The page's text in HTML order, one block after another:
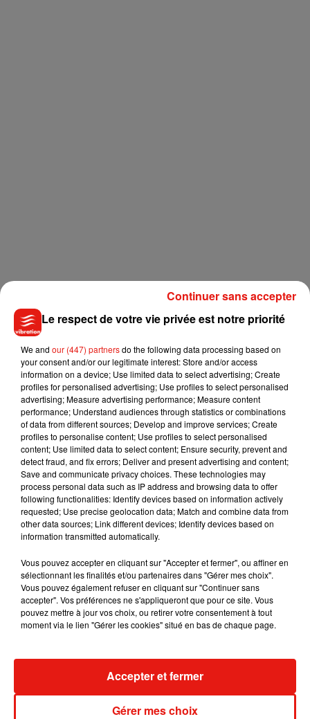
Le parti de la majorité présidentielle préfère donc annuler la
cérémonie pour des raisons de sécurité et explique dans un
communiqué vouloir« s’inscrire dans une démarche
d’apaisement du social et de la contestation. Il est primordial
que les événements que nous organisons puissent offrir un
débat apaisé et garantir les conditions de sécurité
indispensable à l’exercice serein de la
démocratie. »Plusieurs cérémonies de vœux ont été
perturbées ces derniers jours,à ToulouseouClermont-
Ferrand.A Besançon, elle a également été annulée.
Musique
7 août 2026
Julien Lieb s’essaye à la vie de chatelain
dans son nouveau clip
7 août 2026
Sensation » avec Kylie Minogue
Le respect de votre vie privée est notre priorité
We and our (447) partnersdo the following data processing based on
your consent and/or our legitimate interest: Store and/or access
information on a device; Use limited data to select advertising; Create
profiles for personalised advertising; Use profiles to select personalised
advertising; Measure advertising performance; Measure content
performance; Understand audiences through statistics or combinations
of data from different sources; Develop and improve services; Create
profiles to personalise content; Use profiles to select personalised
content; Use limited data to select content; Ensure security, prevent and
detect fraud, and fix errors; Deliver and present advertising and content;
Save and communicate privacy choices. These technologies may
process personal data such as IP address and browsing data to offer
following functionalities: Identify devices based on information actively
requested; Use precise geolocation data; Match and combine data from
other data sources; Link different devices; Identify devices based on
information transmitted automatically.
Vous pouvez accepter en cliquant sur "Accepter et fermer", ou affiner en
sélectionnant les finalités et/ou partenaires dans "Gérer mes choix".
Vous pouvez également refuser en cliquant sur "Continuer sans
accepter". Vos préférences ne s'appliqueront que pour ce site. Vous
pouvez mettre à jour vos choix, ou retirer votre consentement à tout
moment via le lien "Gérer les cookies" situé en bas de chaque page.
Gérer mes choix
Accepter et fermer
Continuer sans accepter